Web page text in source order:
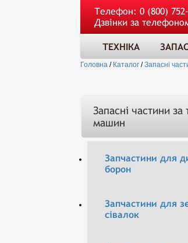
Телефон: 0 (800)
Дзвінки за
ТЕХНІКА
Головна / Каталог /Запасні
Запасні частини за
машин
Запчастини для
борон
Запчастини для
сівалок